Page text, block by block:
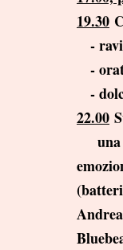
19.30
-
-
-
22.00
una